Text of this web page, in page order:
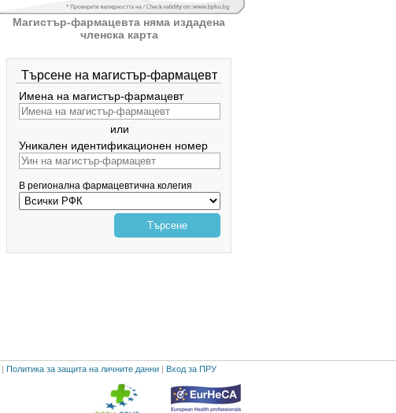
Магистър-фармацевта няма издадена
членска карта
Търсене на магистър-фармацевт
Имена на магистър-фармацевт
или
Уникален идентификационен номер
В регионална фармацевтична колегия
Търсене
| Политика за защита на личните данни | Вход за ПРУ